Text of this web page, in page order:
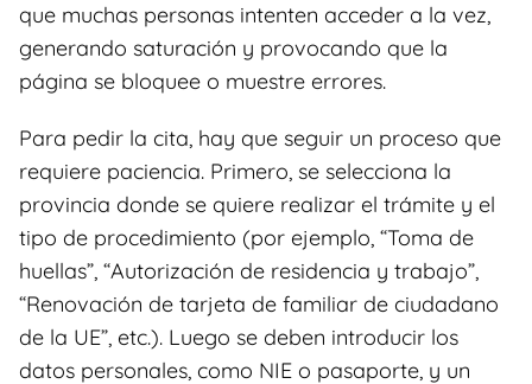
que muchas personas intenten acceder a la vez,
generando saturación y provocando que la
página se bloquee o muestre errores.
Para pedir la cita, hay que seguir un proceso que
requiere paciencia. Primero, se selecciona la
provincia donde se quiere realizar el trámite y el
tipo de procedimiento (por ejemplo, “Toma de
huellas”, “Autorización de residencia y trabajo”,
“Renovación de tarjeta de familiar de ciudadano
de la UE”, etc.). Luego se deben introducir los
datos personales, como NIE o pasaporte, y un